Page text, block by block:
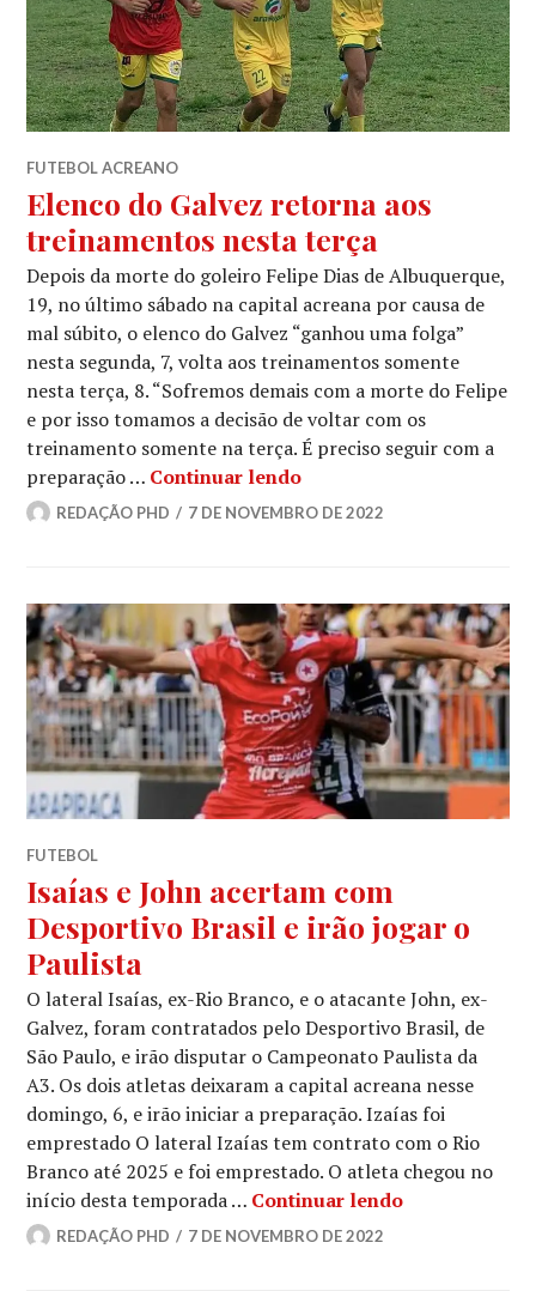
FUTEBOL ACREANO
Elenco do Galvez retorna aos
treinamentos nesta terça
Depois da morte do goleiro Felipe Dias de Albuquerque,
19, no último sábado na capital acreana por causa de
mal súbito, o elenco do Galvez “ganhou uma folga”
nesta segunda, 7, volta aos treinamentos somente
nesta terça, 8. “Sofremos demais com a morte do Felipe
e por isso tomamos a decisão de voltar com os
treinamento somente na terça. É preciso seguir com a
preparação … Continuar lendo
REDAÇÃO PHD 7 DE NOVEMBRO DE 2022
FUTEBOL
Isaías e John acertam com
Desportivo Brasil e irão jogar o
Paulista
O lateral Isaías, ex-Rio Branco, e o atacante John, ex-
Galvez, foram contratados pelo Desportivo Brasil, de
São Paulo, e irão disputar o Campeonato Paulista da
A3. Os dois atletas deixaram a capital acreana nesse
domingo, 6, e irão iniciar a preparação. Izaías foi
emprestado O lateral Izaías tem contrato com o Rio
Branco até 2025 e foi emprestado. O atleta chegou no
início desta temporada … Continuar lendo
REDAÇÃO PHD 7 DE NOVEMBRO DE 2022